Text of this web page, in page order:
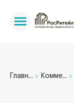
Главн... Комме...